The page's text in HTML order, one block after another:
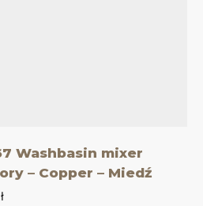
Washbasin mixer
– Copper – Miedź